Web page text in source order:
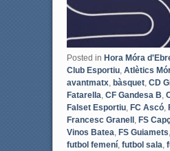
Posted in Hora Móra
Club Esportiu, Atlètics
avantmatx, bàsquet, CD
Fatarella, CF Gandesa B,
Falset Esportiu, FC Ascó,
Francesc Granell , FS
Vinos Batea, FS Guiamets,
futbol femení, futbol sala,